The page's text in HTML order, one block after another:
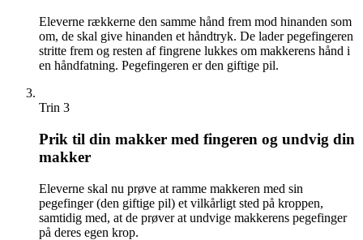
Eleverne rækkerne den samme hånd frem mod hinanden som
om, de skal give hinanden et håndtryk. De lader pegefingeren
stritte frem og resten af fingrene lukkes om makkerens hånd i
en håndfatning. Pegefingeren er den giftige pil.
Trin 3
Prik til din makker med fingeren og undvig din
makker
Eleverne skal nu prøve at ramme makkeren med sin
pegefinger (den giftige pil) et vilkårligt sted på kroppen,
samtidig med, at de prøver at undvige makkerens pegefinger
på deres egen krop.